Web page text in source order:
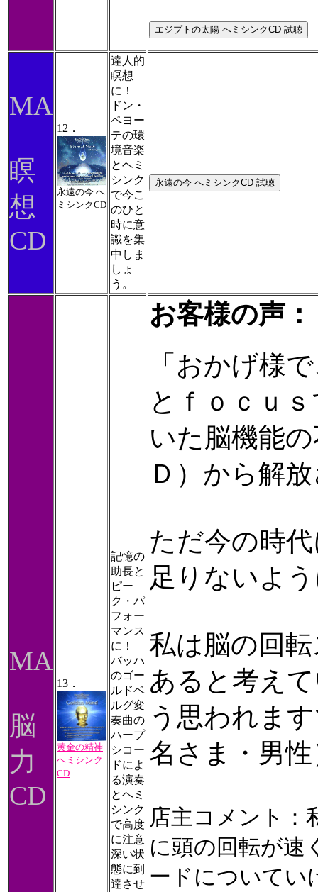
MA
瞑
想
CD
12．
永遠の今 へ
ミシンクCD
達人的
瞑想
に！
ドン・
ペヨー
テの環
境音楽
とヘミ
シンク
で今こ
のひと
時に意
識を集
中しま
しょ
う。
MA
脳
力
CD
13．
黄金の精神
へミシンク
CD
記憶の
助長と
ピー
ク・パ
フォー
マンス
に！
バッハ
のゴー
ルドベ
ルグ変
奏曲の
ハープ
シコー
ドによ
る演奏
とヘミ
シンク
で高度
に注意
深い状
態に到
達させ
お客様の声：
「おかげ様
とｆｏｃｕ
いた脳機能
Ｄ）から解
ただ今の時
足りないよ
私は脳の回
あると考え
う思われま
名さま・男
店主コメント：
に頭の回転が速
ードについてい